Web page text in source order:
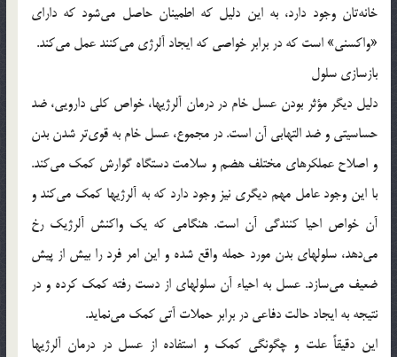
خانه‌تان وجود دارد، به این دلیل که اطمینان حاصل می‌شود که دارای
«واکسنی» است که در برابر خواصی که ایجاد آلرژی می‌کنند عمل می‌کند.
بازسازی سلول
دلیل دیگر مؤثر بودن عسل خام در درمان آلرژیها، خواص کلی دارویی، ضد
حساسیتی و ضد التهابی آن است. در مجموع، عسل خام به قوی‌تر شدن بدن
و اصلاح عملکرهای مختلف هضم و سلامت دستگاه گوارش کمک می‌کند.
با این وجود عامل مهم دیگری نیز وجود دارد که به آلرژیها کمک می‌کند و
آن خواص احیا کنندگی آن است. هنگامی که یک واکنش آلرژیک رخ
می‌دهد، سلولهای بدن مورد حمله واقع شده و این امر فرد را بیش از پیش
ضعیف می‌سازد. عسل به احیاء آن سلولهای از دست رفته کمک کرده و در
نتیجه به ایجاد حالت دفاعی در برابر حملات آتی کمک می‌نماید.
این دقیقاً علت و چگونگی کمک و استفاده از عسل در درمان آلرژیها